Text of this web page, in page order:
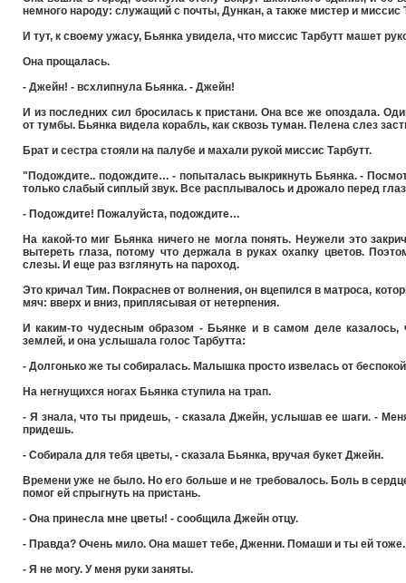
немного народу: служащий с почты, Дункан, а также мистер и миссис
И тут, к своему ужасу, Бьянка увидела, что миссис Тарбутт машет
Она прощалась.
- Джейн! - всхлипнула Бьянка. - Джейн!
И из последних сил бросилась к пристани. Она все же опоздала.
от тумбы. Бьянка видела корабль, как сквозь туман. Пелена слез
Брат и сестра стояли на палубе и махали рукой миссис Тарбутт.
"Подождите.. подождите… - попыталась выкрикнуть Бьянка. -
только слабый сиплый звук. Все расплывалось и дрожало перед
- Подождите! Пожалуйста, подождите…
На какой-то миг Бьянка ничего не могла понять. Неужели это
вытереть глаза, потому что держала в руках охапку цветов.
слезы. И еще раз взглянуть на пароход.
Это кричал Тим. Покраснев от волнения, он вцепился в матроса,
мяч: вверх и вниз, приплясывая от нетерпения.
И каким-то чудесным образом - Бьянке и в самом деле
землей, и она услышала голос Тарбутта:
- Долгонько же ты собиралась. Малышка просто извелась от
На негнущихся ногах Бьянка ступила на трап.
- Я знала, что ты придешь, - сказала Джейн, услышав ее шаги. -
придешь.
- Собирала для тебя цветы, - сказала Бьянка, вручая букет Джейн.
Времени уже не было. Но его больше и не требовалось. Боль в
помог ей спрыгнуть на пристань.
- Она принесла мне цветы! - сообщила Джейн отцу.
- Правда? Очень мило. Она машет тебе, Дженни. Помаши и ты ей тоже.
- Я не могу. У меня руки заняты.